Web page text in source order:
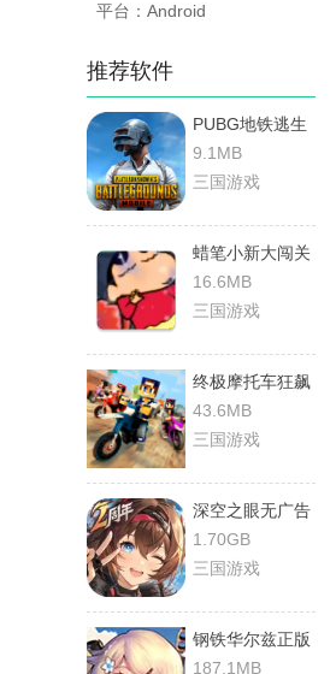
平台：Android
推荐软件
PUBG地铁逃生
透视自瞄辅助手
游直装版
9.1MB
三国游戏
蜡笔小新大闯关
正版
16.6MB
三国游戏
终极摩托车狂飙
最新免费版
43.6MB
三国游戏
深空之眼无广告
版
1.70GB
三国游戏
钢铁华尔兹正版
187.1MB